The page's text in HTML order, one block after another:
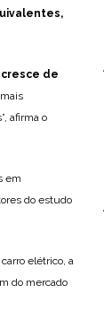
de
afirma o
em
do estudo
elétrico, a
do mercado